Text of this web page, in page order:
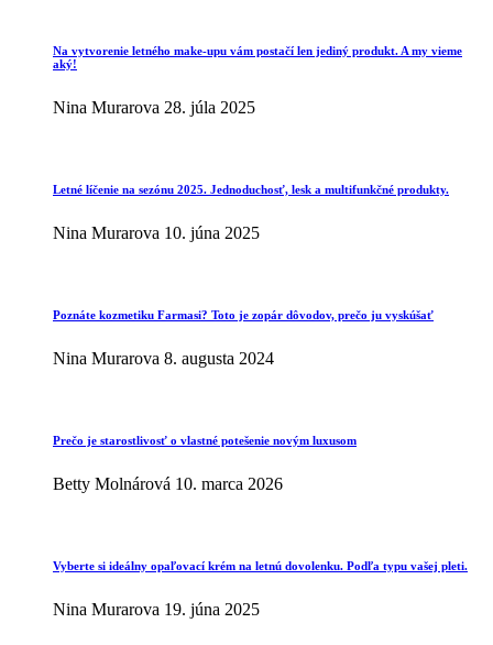
Na vytvorenie letného make-upu vám postačí len jediný produkt. A my vieme
aký!
Nina Murarova 28. júla 2025
Letné líčenie na sezónu 2025. Jednoduchosť, lesk a multifunkčné produkty.
Nina Murarova 10. júna 2025
Poznáte kozmetiku Farmasi? Toto je zopár dôvodov, prečo ju vyskúšať
Nina Murarova 8. augusta 2024
Prečo je starostlivosť o vlastné potešenie novým luxusom
Betty Molnárová 10. marca 2026
Vyberte si ideálny opaľovací krém na letnú dovolenku. Podľa typu vašej pleti.
Nina Murarova 19. júna 2025